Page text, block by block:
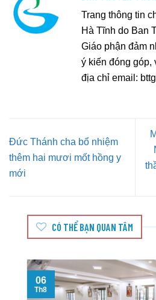
Trang thông tin
Hà Tĩnh do Ban
Giáo phận đảm
ý kiến đóng góp,
địa chỉ email:
Đức Thánh cha bổ nhiệm
thêm hai mươi mốt hồng y
mới
CÓ THỂ BẠN QUAN TÂM
06
Th8